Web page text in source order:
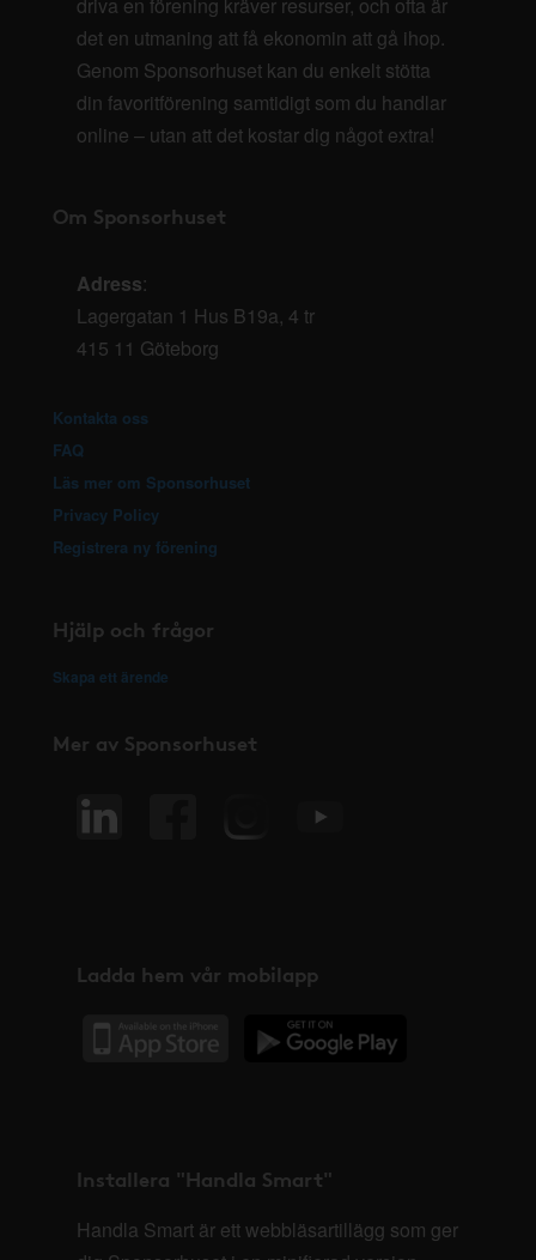
det en utmaning att få ekonomin att gå ihop.
Genom Sponsorhuset kan du enkelt stötta
din favoritförening samtidigt som du handlar
online – utan att det kostar dig något extra!
Om Sponsorhuset
Adress:
Lagergatan 1 Hus B19a, 4 tr
415 11 Göteborg
Kontakta oss
FAQ
Läs mer om Sponsorhuset
Privacy Policy
Registrera ny förening
Hjälp och frågor
Skapa ett ärende
Mer av Sponsorhuset
Ladda hem vår mobilapp
Installera "Handla Smart"
Handla Smart är ett webbläsartillägg som ger